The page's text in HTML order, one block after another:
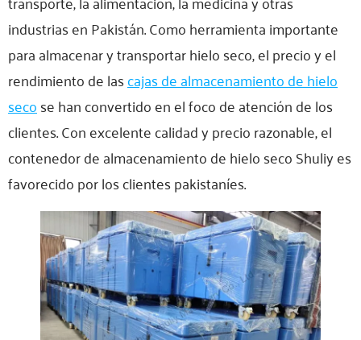
industrias en Pakistán. Como herramienta importante
para almacenar y transportar hielo seco, el precio y el
rendimiento de lascajas de almacenamiento de hielo
secose han convertido en el foco de atención de los
clientes. Con excelente calidad y precio razonable, el
contenedor de almacenamiento de hielo seco Shuliy es
favorecido por los clientes pakistaníes.